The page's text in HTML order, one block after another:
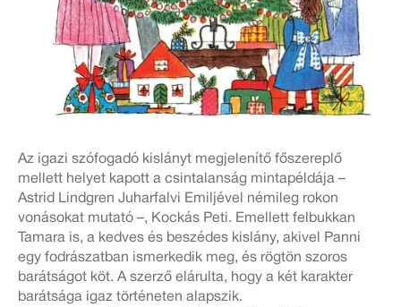
Az igazi szófogadó kislányt megjelenítő főszereplő
mellett helyet kapott a csintalanság mintapéldája –
Astrid Lindgren Juharfalvi Emiljével némileg rokon
vonásokat mutató –, Kockás Peti. Emellett felbukkan
Tamara is, a kedves és beszédes kislány, akivel Panni
egy fodrászatban ismerkedik meg, és rögtön szoros
barátságot köt. A szerző elárulta, hogy a két karakter
barátsága igaz történeten alapszik.